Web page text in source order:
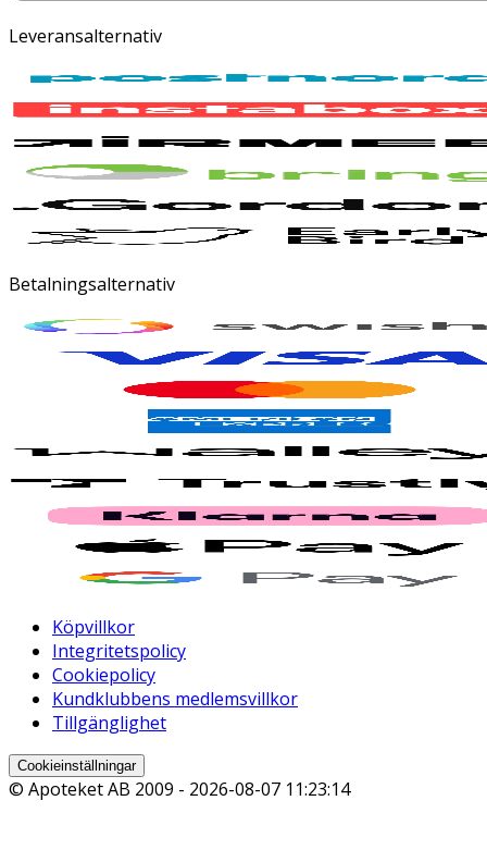
Leveransalternativ
Betalningsalternativ
Köpvillkor
Integritetspolicy
Cookiepolicy
Kundklubbens medlemsvillkor
Tillgänglighet
Cookieinställningar
© Apoteket AB 2009 - 2026-08-07 11:23:14